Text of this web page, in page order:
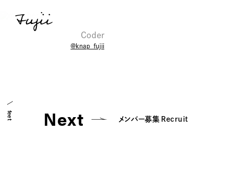
Fujii
@knap_fujii
Coder
Next メンバー募集 Recruit
feet